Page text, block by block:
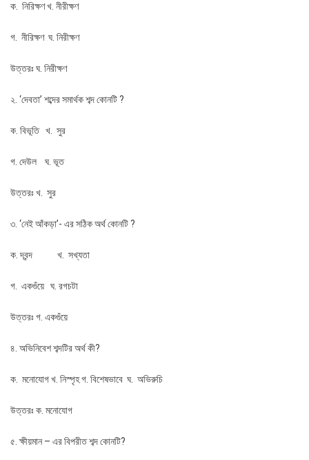
ক. নিরিক্ষণ খ. নীরীক্ষণ
গ. নীরিক্ষণ ঘ. নিরীক্ষণ
উত্তরঃ ঘ. নিরীক্ষণ
২. ‘দেবতা’ শব্দের সমার্থক শব্দ কোনটি ?
ক. বিভূতি খ. সুর
গ. দেউল ঘ. ভূত
উত্তরঃ খ. সুর
৩. ‘নেই আঁকড়া’- এর সঠিক অর্থ কোনটি ?
ক. দ্বন্দ খ. সখ্যতা
গ. একগুঁয়ে ঘ. রগচটা
উত্তরঃ গ. একগুঁয়ে
৪. অভিনিবেশ শব্দটির অর্থ কী?
ক. মনােযােগ খ. নিস্পৃহ গ. বিশেষভাবে ঘ. অভিরুচি
উত্তরঃ ক. মনােযােগ
৫. ক্ষীয়মান – এর বিপরীত শব্দ কোনটি?